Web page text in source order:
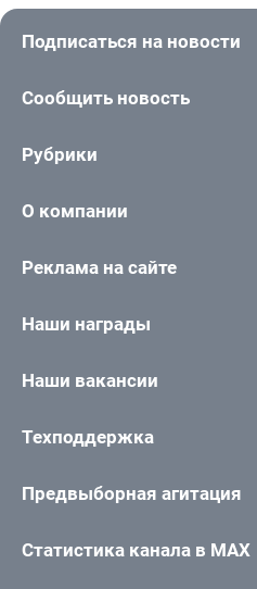
Подписаться на новости
Сообщить новость
Рубрики
О компании
Реклама на сайте
Наши награды
Наши вакансии
Техподдержка
Предвыборная агитация
Статистика канала в MAX